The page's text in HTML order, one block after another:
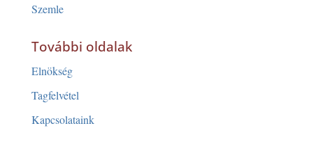
Szemle
További oldalak
Elnökség
Tagfelvétel
Kapcsolataink